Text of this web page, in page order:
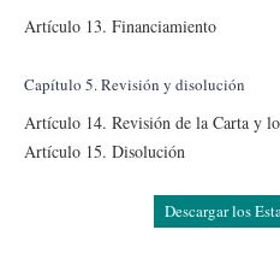
Artículo 13. Financiamiento
Capítulo 5. Revisión y disolución
Artículo 14. Revisión de la Carta y
Artículo 15. Disolución
Descargar los